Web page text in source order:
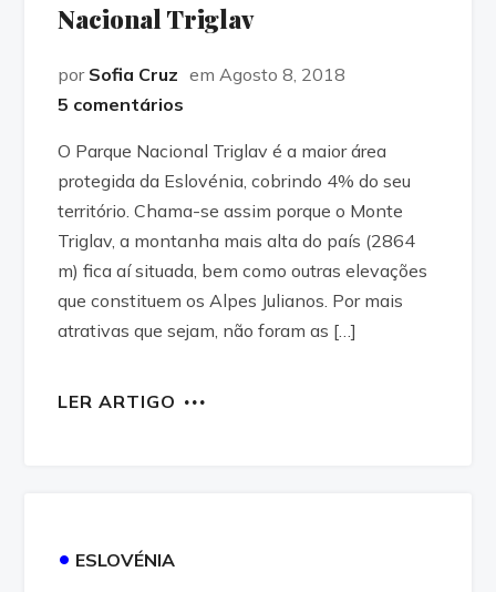
Nacional Triglav
por Sofia Cruz em Agosto 8, 2018
5 comentários
O Parque Nacional Triglav é a maior área
protegida da Eslovénia, cobrindo 4% do seu
território. Chama-se assim porque o Monte
Triglav, a montanha mais alta do país (2864
m) fica aí situada, bem como outras elevações
que constituem os Alpes Julianos. Por mais
atrativas que sejam, não foram as […]
LER ARTIGO
• ESLOVÉNIA